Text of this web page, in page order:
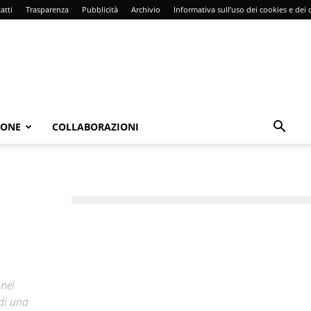
Trasparenza Pubblicità Archivio Informativa sull’uso dei cookies e dei
COLLABORAZIONI
una